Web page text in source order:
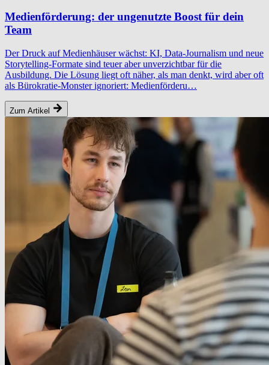
Medienförderung: der ungenutzte Boost für dein
Team
Der Druck auf Medienhäuser wächst: KI, Data-Journalism und neue
Storytelling-Formate sind teuer aber unverzichtbar für die
Ausbildung. Die Lösung liegt oft näher, als man denkt, wird aber oft
als Bürokratie-Monster ignoriert: Medienförderu…
Zum Artikel